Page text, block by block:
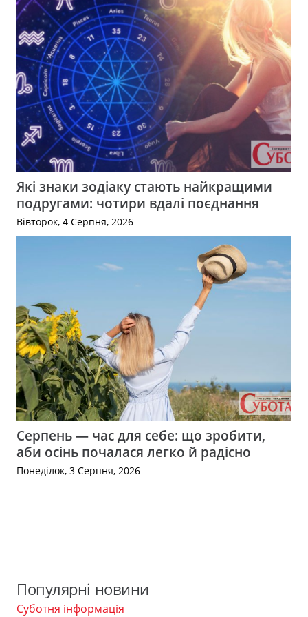
Які знаки зодіаку стають найкращими
подругами: чотири вдалі поєднання
Вівторок, 4 Серпня, 2026
Серпень — час для себе: що зробити,
аби осінь почалася легко й радісно
Понеділок, 3 Серпня, 2026
Популярні новини
Суботня інформація